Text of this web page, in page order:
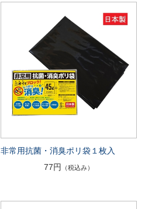
非常用抗菌・消臭ポリ袋１枚入
77円
（税込み）